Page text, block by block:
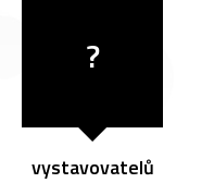
?
vystavovatelů